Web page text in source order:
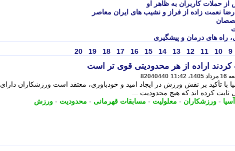
از حملات کاربران به ظاهر او
نعمت زاده از فراز و نشیب های ایران معاصر
راه های درمان و پیشگیری
9
10
11
12
13
14
15
16
17
18
19
20
کردند اراده از هر محدودیتی قوی تر است
82040440
با تأکید بر نقش ورزش در ایجاد امید و خودباوری، معتقد است ورزشکاران دارای
ثابت کرده اند که هیچ محدودیت ...
- ورزشکاران - معلولیت - مسابقات قهرمانی - محدودیت - ورزش